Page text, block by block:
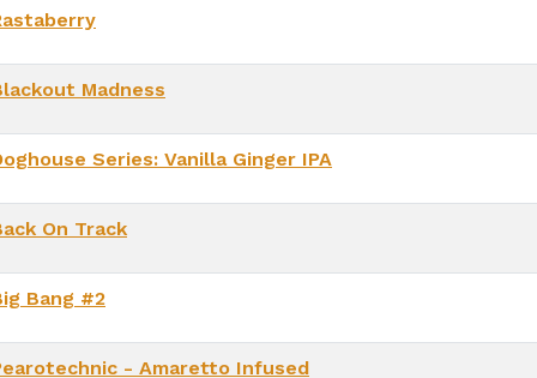
Madness
Series: Vanilla Ginger IPA
On Track
Bang #2
- Amaretto Infused